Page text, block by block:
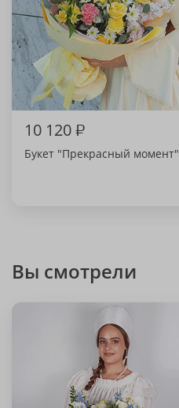
10 120₽
Букет "Прекрасный момент"
Вы смотрели